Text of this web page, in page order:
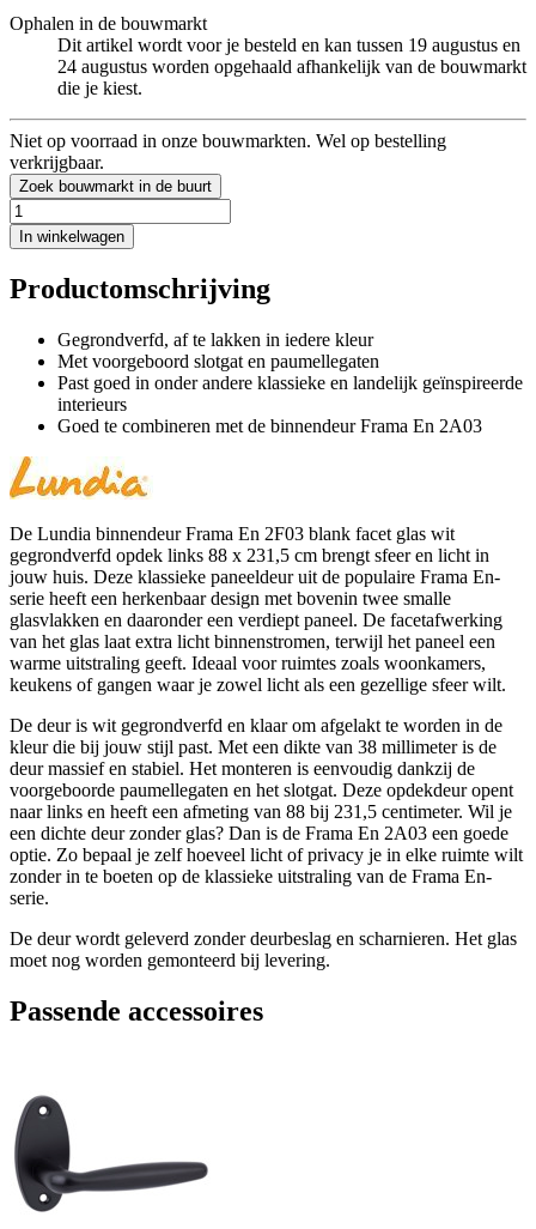
Ophalen in de bouwmarkt
Dit artikel wordt voor je besteld en kan tussen 19 augustus en
24 augustus worden opgehaald afhankelijk van de bouwmarkt
die je kiest.
Niet op voorraad in onze bouwmarkten. Wel op bestelling
verkrijgbaar.
Zoek bouwmarkt in de buurt
In winkelwagen
Productomschrijving
Gegrondverfd, af te lakken in iedere kleur
Met voorgeboord slotgat en paumellegaten
Past goed in onder andere klassieke en landelijk geïnspireerde
interieurs
Goed te combineren met de binnendeur Frama En 2A03
De Lundia binnendeur Frama En 2F03 blank facet glas wit
gegrondverfd opdek links 88 x 231,5 cm brengt sfeer en licht in
jouw huis. Deze klassieke paneeldeur uit de populaire Frama En-
serie heeft een herkenbaar design met bovenin twee smalle
glasvlakken en daaronder een verdiept paneel. De facetafwerking
van het glas laat extra licht binnenstromen, terwijl het paneel een
warme uitstraling geeft. Ideaal voor ruimtes zoals woonkamers,
keukens of gangen waar je zowel licht als een gezellige sfeer wilt.
De deur is wit gegrondverfd en klaar om afgelakt te worden in de
kleur die bij jouw stijl past. Met een dikte van 38 millimeter is de
deur massief en stabiel. Het monteren is eenvoudig dankzij de
voorgeboorde paumellegaten en het slotgat. Deze opdekdeur opent
naar links en heeft een afmeting van 88 bij 231,5 centimeter. Wil je
een dichte deur zonder glas? Dan is de Frama En 2A03 een goede
optie. Zo bepaal je zelf hoeveel licht of privacy je in elke ruimte wilt
zonder in te boeten op de klassieke uitstraling van de Frama En-
serie.
De deur wordt geleverd zonder deurbeslag en scharnieren. Het glas
moet nog worden gemonteerd bij levering.
Passende accessoires